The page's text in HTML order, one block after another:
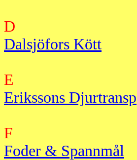
D
Dalsjöfors Kött
E
Erikssons Djurtransp
F
Foder & Spannmål